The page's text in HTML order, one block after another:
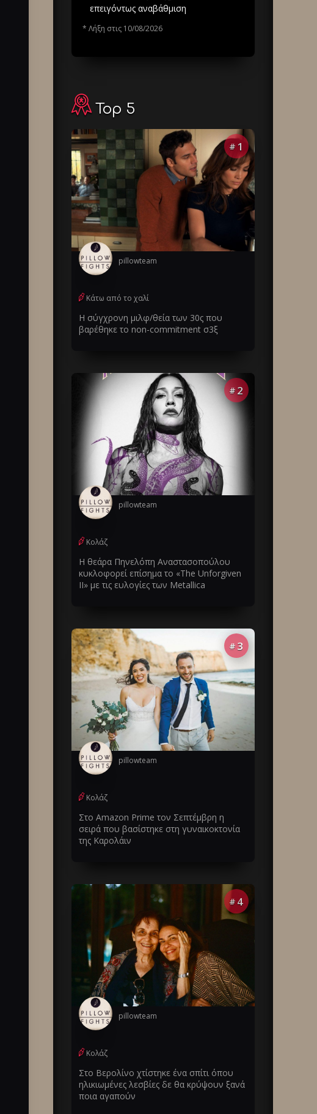
επειγόντως αναβάθμιση
* Λήξη στις 10/08/2026
Top 5
# 1
pillowteam
Κάτω από το χαλί
Η σύγχρονη μιλφ/θεία των 30ς που
βαρέθηκε το non-commitment σ3ξ
# 2
pillowteam
Κολάζ
Η θεάρα Πηνελόπη Αναστασοπούλου
κυκλοφορεί επίσημα το «The Unforgiven
II» με τις ευλογίες των Metallica
# 3
pillowteam
Κολάζ
Στο Amazon Prime τον Σεπτέμβρη η
σειρά που βασίστηκε στη γυναικοκτονία
της Καρολάιν
# 4
pillowteam
Κολάζ
Στο Βερολίνο χτίστηκε ένα σπίτι όπου
ηλικιωμένες λεσβίες δε θα κρύψουν ξανά
ποια αγαπούν